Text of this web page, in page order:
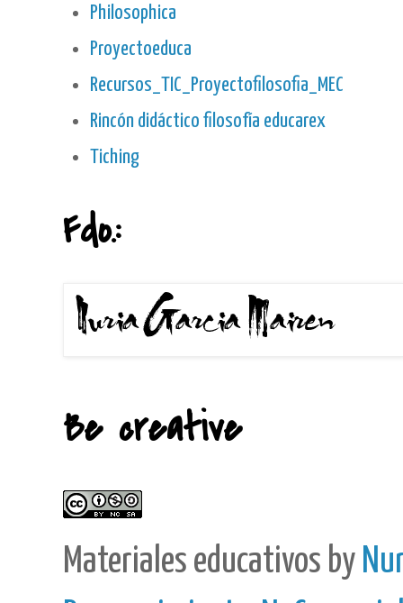
Philosophica
Proyectoeduca
Recursos_TIC_Proyectofilosofia_MEC
Rincón didáctico filosofía educarex
Tiching
Fdo.:
Be creative
Materiales educativos by